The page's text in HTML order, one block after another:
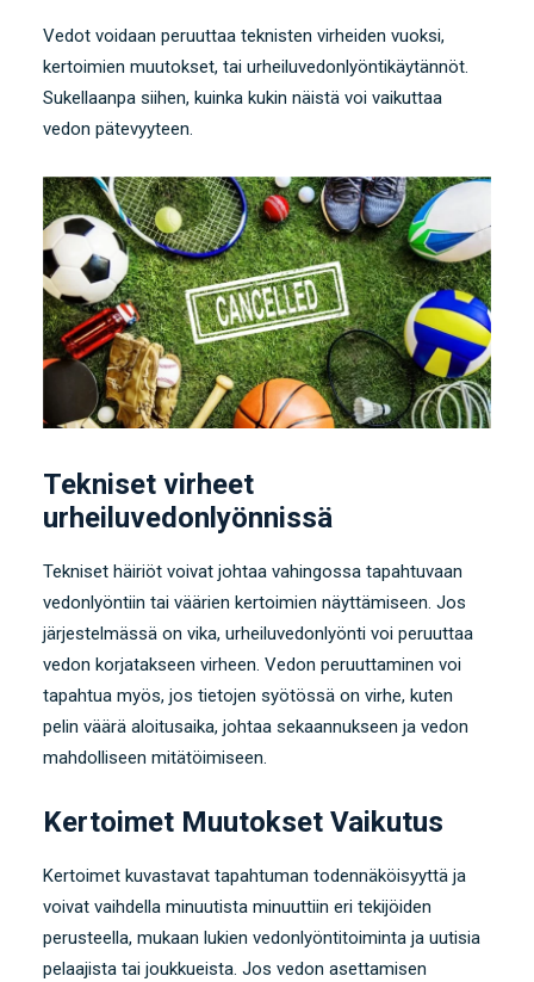
Vedot voidaan peruuttaa teknisten virheiden vuoksi,
kertoimien muutokset, tai urheiluvedonlyöntikäytännöt.
Sukellaanpa siihen, kuinka kukin näistä voi vaikuttaa
vedon pätevyyteen.
Tekniset virheet
urheiluvedonlyönnissä
Tekniset häiriöt voivat johtaa vahingossa tapahtuvaan
vedonlyöntiin tai väärien kertoimien näyttämiseen. Jos
järjestelmässä on vika, urheiluvedonlyönti voi peruuttaa
vedon korjatakseen virheen. Vedon peruuttaminen voi
tapahtua myös, jos tietojen syötössä on virhe, kuten
pelin väärä aloitusaika, johtaa sekaannukseen ja vedon
mahdolliseen mitätöimiseen.
Kertoimet Muutokset Vaikutus
Kertoimet kuvastavat tapahtuman todennäköisyyttä ja
voivat vaihdella minuutista minuuttiin eri tekijöiden
perusteella, mukaan lukien vedonlyöntitoiminta ja uutisia
pelaajista tai joukkueista. Jos vedon asettamisen